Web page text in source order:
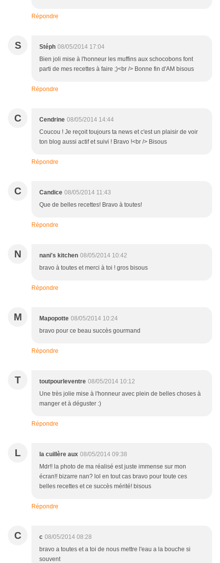
Répondre
S Stéph 08/05/2014 17:04
Bien joli mise à l'honneur les muffins aux schocobons font
parti de mes recettes à faire ;)<br /> Bonne fin d'AM bisous
Répondre
C Cendrine 08/05/2014 14:44
Coucou ! Je reçoit toujours ta news et c'est un plaisir de voir
ton blog aussi actif et suivi ! Bravo !<br /> Bisous
Répondre
C Candice 08/05/2014 11:43
Que de belles recettes! Bravo à toutes!
Répondre
N nani's kitchen 08/05/2014 10:42
bravo à toutes et merci à toi ! gros bisous
Répondre
M Mapopotte 08/05/2014 10:24
bravo pour ce beau succès gourmand
Répondre
T toutpourleventre 08/05/2014 10:12
Une très jolie mise à l'honneur avec plein de belles choses à
manger et à déguster :)
Répondre
L la cuillère aux 08/05/2014 09:38
Mdr!! la photo de ma réalisé est juste immense sur mon
écran!! bizarre nan? lol en tout cas bravo pour toute ces
belles recettes et ce succès mérité! bisous
Répondre
C c 08/05/2014 08:28
bravo a toutes et a toi de nous mettre l'eau a la bouche si
souvent